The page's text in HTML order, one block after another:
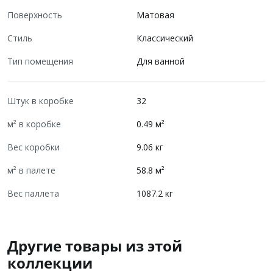
Поверхность
Матовая
Стиль
Классический
Тип помещения
Для ванной
Штук в коробке
32
м² в коробке
0.49 м²
Вес коробки
9.06 кг
м² в палете
58.8 м²
Вес паллета
1087.2 кг
Другие товары из этой
коллекции